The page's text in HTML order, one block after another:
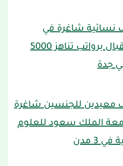
نسائية شاغرة في
الاستقبال برواتب تناهز 5000
جدة
معيدين للجنسين شاغرة
الملك سعود للعلوم
3 مدن